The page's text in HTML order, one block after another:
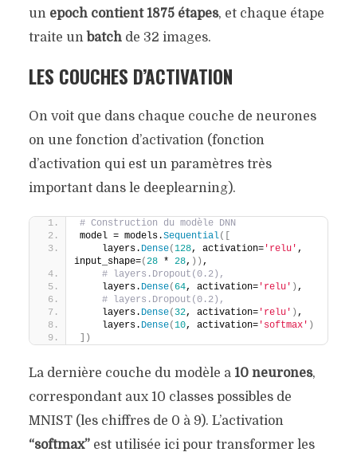
un epoch contient 1875 étapes, et chaque étape
traite un batchde 32 images.
LES COUCHES D’ACTIVATION
On voit que dans chaque couche de neurones
on une fonction d’activation (fonction
d’activation qui est un paramètres très
important dans le deeplearning).
# Construction du modèle DNN
model = models.Sequential([
    layers.
Dense(128, activation='relu' ,
input_shape=(28 * 28, )) ,
# layers.Dropout(0.2),
    layers.
Dense( 64, activation='relu' ) ,
# layers.Dropout(0.2),
    layers.
Dense( 32, activation='relu' ) ,
    layers.
Dense(10, activation='softmax' )
])
La dernière couche du modèle a 10 neurones,
correspondant aux 10 classes possibles de
MNIST (les chiffres de 0 à 9). L’activation
“softmax”est utilisée ici pour transformer les